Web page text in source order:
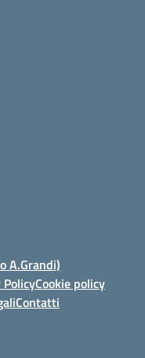
A.Grandi)
PolicyCookie policy
Contatti